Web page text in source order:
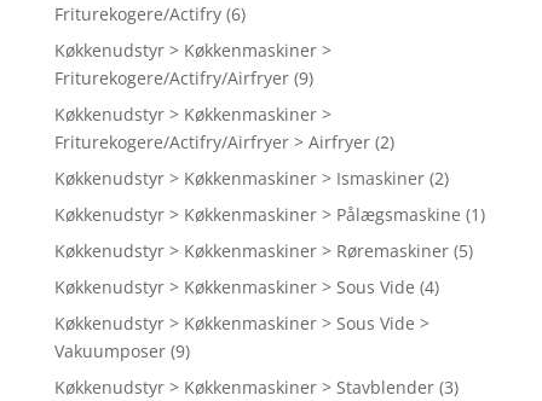
Friturekogere/Actifry (6)
Køkkenudstyr > Køkkenmaskiner >
Friturekogere/Actifry/Airfryer (9)
Køkkenudstyr > Køkkenmaskiner >
Friturekogere/Actifry/Airfryer > Airfryer (2)
Køkkenudstyr > Køkkenmaskiner > Ismaskiner (2)
Køkkenudstyr > Køkkenmaskiner > Pålægsmaskine (1)
Køkkenudstyr > Køkkenmaskiner > Røremaskiner (5)
Køkkenudstyr > Køkkenmaskiner > Sous Vide (4)
Køkkenudstyr > Køkkenmaskiner > Sous Vide >
Vakuumposer (9)
Køkkenudstyr > Køkkenmaskiner > Stavblender (3)